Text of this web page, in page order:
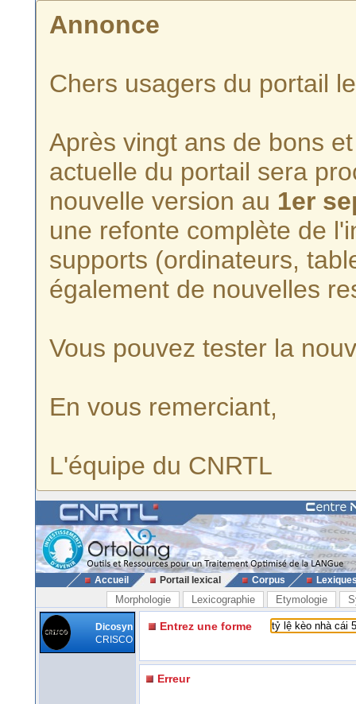
Annonce
Chers usagers du portail
Après vingt ans de bons
actuelle du portail sera
nouvelle version au 1er
une refonte complète de
supports (ordinateurs,
également de nouvelles
Vous pouvez tester la
En vous remerciant,
L'équipe du CNRTL
Accueil Portail lexical Corpus
Morphologie Lexicographie Etymologie
Dicosyn
CRISCO
Entrez une forme
Erreur